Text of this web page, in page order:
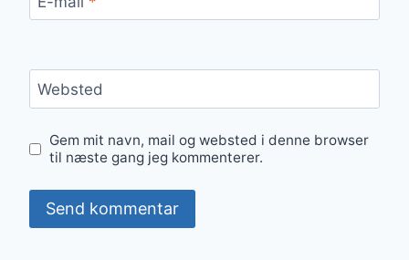
Websted
Gem mit navn, mail og websted i denne browser
til næste gang jeg kommenterer.